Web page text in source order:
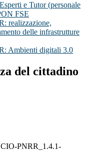
e Tutor (personale
FSE
realizzazione,
delle infrastrutture
Ambienti digitali 3.0
del cittadino
PNRR_1.4.1-